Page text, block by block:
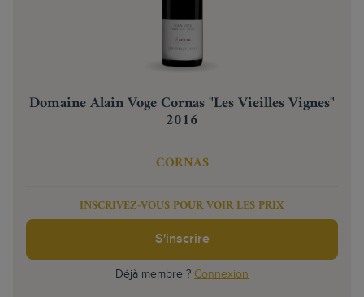
Domaine Alain Voge Cornas "Les Vieilles Vignes"
2016
CORNAS
INSCRIVEZ-VOUS POUR VOIR LES PRIX
S'inscrire
Déjà membre ? Connexion